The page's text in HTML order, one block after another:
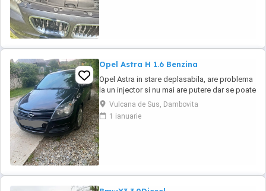
Opel Astra H 1.6 Benzina
Opel Astra in stare deplasabila, are problema
la un injector si nu mai are putere dar se poate
deplasa, pretul este negociabil la fata locului,
masina are si instalație Gpl omologată.
Vulcana de Sus, Dambovita
1 ianuarie